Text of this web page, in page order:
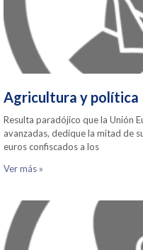
Agricultura y política
Resulta paradójico que la Unión
avanzadas, dedique la mitad de
euros confiscados a los
Ver más »